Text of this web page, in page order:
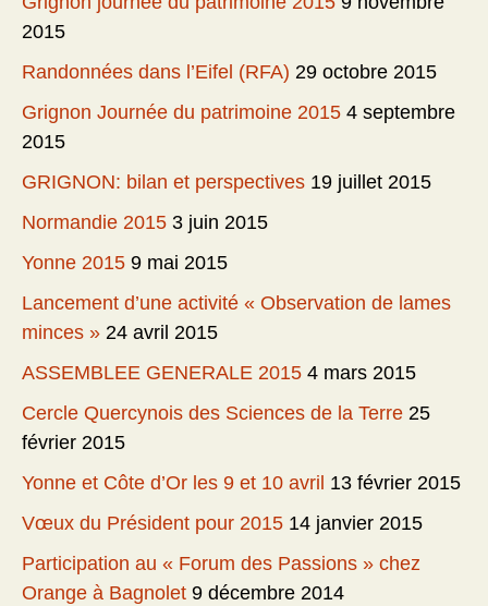
2015
Randonnées dans l’Eifel (RFA) 29 octobre 2015
Grignon Journée du patrimoine 2015 4 septembre
2015
GRIGNON: bilan et perspectives 19 juillet 2015
Normandie 2015 3 juin 2015
Yonne 2015 9 mai 2015
Lancement d’une activité « Observation de lames
minces » 24 avril 2015
ASSEMBLEE GENERALE 2015 4 mars 2015
Cercle Quercynois des Sciences de la Terre 25
février 2015
Yonne et Côte d’Or les 9 et 10 avril 13 février 2015
Vœux du Président pour 2015 14 janvier 2015
Participation au « Forum des Passions » chez
Orange à Bagnolet 9 décembre 2014